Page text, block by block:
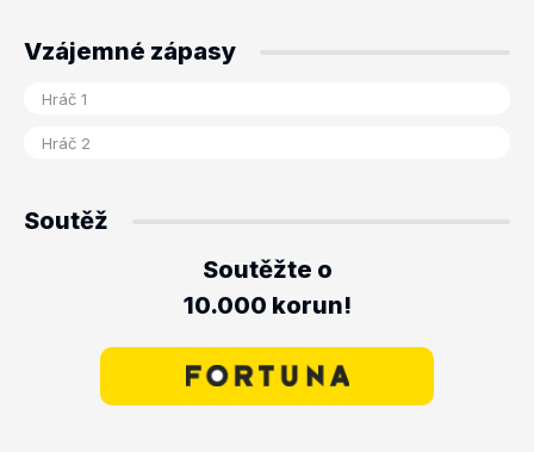
Vzájemné zápasy
Soutěž
Soutěžte o
10.000 korun!